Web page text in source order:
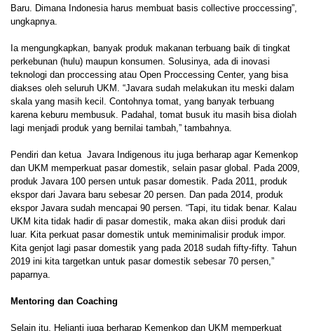
Baru. Dimana Indonesia harus membuat basis collective proccessing”,
ungkapnya.
Ia mengungkapkan, banyak produk makanan terbuang baik di tingkat
perkebunan (hulu) maupun konsumen. Solusinya, ada di inovasi
teknologi dan proccessing atau Open Proccessing Center, yang bisa
diakses oleh seluruh UKM. “Javara sudah melakukan itu meski dalam
skala yang masih kecil. Contohnya tomat, yang banyak terbuang
karena keburu membusuk. Padahal, tomat busuk itu masih bisa diolah
lagi menjadi produk yang bernilai tambah,” tambahnya.
Pendiri dan ketua Javara Indigenous itu juga berharap agar Kemenkop
dan UKM memperkuat pasar domestik, selain pasar global. Pada 2009,
produk Javara 100 persen untuk pasar domestik. Pada 2011, produk
ekspor dari Javara baru sebesar 20 persen. Dan pada 2014, produk
ekspor Javara sudah mencapai 90 persen. “Tapi, itu tidak benar. Kalau
UKM kita tidak hadir di pasar domestik, maka akan diisi produk dari
luar. Kita perkuat pasar domestik untuk meminimalisir produk impor.
Kita genjot lagi pasar domestik yang pada 2018 sudah fifty-fifty. Tahun
2019 ini kita targetkan untuk pasar domestik sebesar 70 persen,”
paparnya.
Mentoring dan Coaching
Selain itu, Helianti juga berharap Kemenkop dan UKM memperkuat